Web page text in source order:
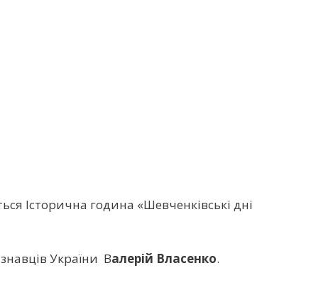
Історична година «Шевченківські дні
України Валерій Власенко.